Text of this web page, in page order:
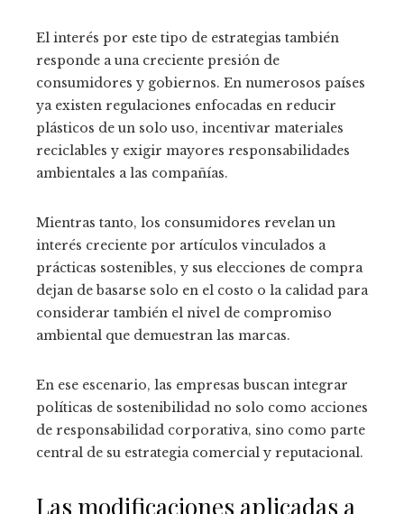
El interés por este tipo de estrategias también
responde a una creciente presión de
consumidores y gobiernos. En numerosos países
ya existen regulaciones enfocadas en reducir
plásticos de un solo uso, incentivar materiales
reciclables y exigir mayores responsabilidades
ambientales a las compañías.
Mientras tanto, los consumidores revelan un
interés creciente por artículos vinculados a
prácticas sostenibles, y sus elecciones de compra
dejan de basarse solo en el costo o la calidad para
considerar también el nivel de compromiso
ambiental que demuestran las marcas.
En ese escenario, las empresas buscan integrar
políticas de sostenibilidad no solo como acciones
de responsabilidad corporativa, sino como parte
central de su estrategia comercial y reputacional.
Las modificaciones aplicadas a